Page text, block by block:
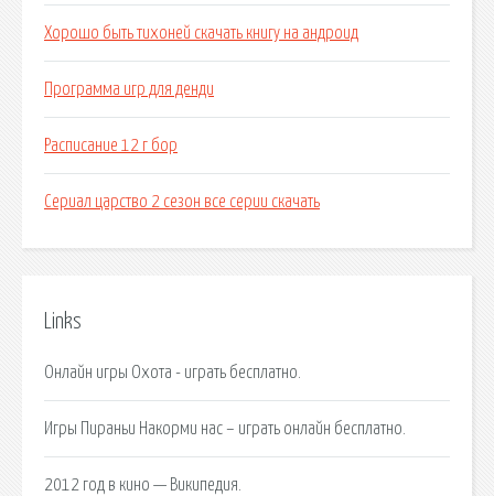
Хорошо быть тихоней скачать книгу на андроид
Программа игр для денди
Расписание 12 г бор
Сериал царство 2 сезон все серии скачать
Links
Онлайн игры Охота - играть бесплатно.
Игры Пираньи Накорми нас – играть онлайн бесплатно.
2012 год в кино — Википедия.